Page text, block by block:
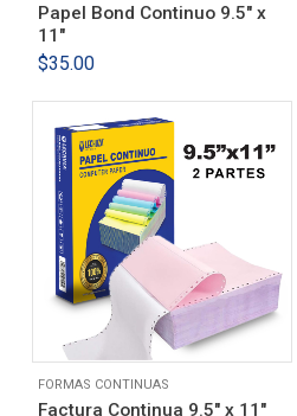
Papel Bond Continuo 9.5″ x
11″
$35.00
FORMAS CONTINUAS
Factura Continua 9.5″ x 11″